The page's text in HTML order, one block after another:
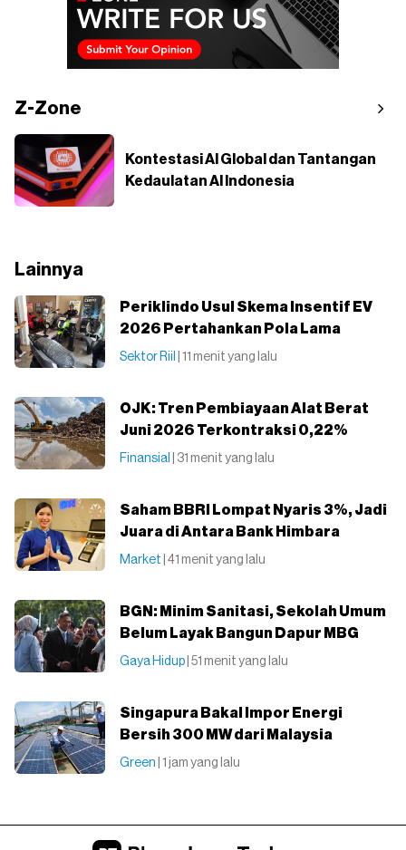
Z-Zone
Kontestasi AI Global dan Tantangan
Kedaulatan AI Indonesia
Lainnya
Periklindo Usul Skema Insentif EV
2026 Pertahankan Pola Lama
Sektor Riil | 11 menit yang lalu
OJK: Tren Pembiayaan Alat Berat
Juni 2026 Terkontraksi 0,22%
Finansial | 31 menit yang lalu
Saham BBRI Lompat Nyaris 3%, Jadi
Juara di Antara Bank Himbara
Market | 41 menit yang lalu
BGN: Minim Sanitasi, Sekolah Umum
Belum Layak Bangun Dapur MBG
Gaya Hidup | 51 menit yang lalu
Singapura Bakal Impor Energi
Bersih 300 MW dari Malaysia
Green | 1 jam yang lalu